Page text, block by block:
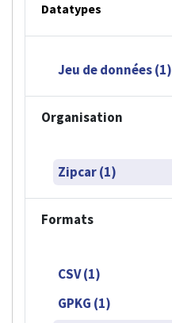
Datatypes
Jeu de données (1)
Organisation
Zipcar (1)
Formats
CSV (1)
GPKG (1)